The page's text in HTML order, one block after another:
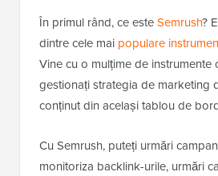
În primul rând, ce esteSemrush?
dintre cele mai populare
Vine cu o mulțime de instrumente
gestionați strategia de marketing
conținut din același tablou de
Cu Semrush, puteți urmări
monitoriza backlink-urile, urmări